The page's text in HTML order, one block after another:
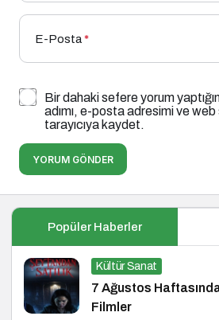
E-Posta*
Bir dahaki sefere yorum
adımı, e-posta adresimi ve
tarayıcıya kaydet.
YORUM GÖNDER
Popüler Haberler
Kültür Sanat
7 Ağustos
Filmler